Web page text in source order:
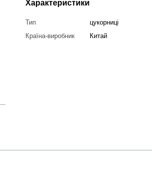
Характеристики
Тип
цукорниці
Країна-виробник
Китай